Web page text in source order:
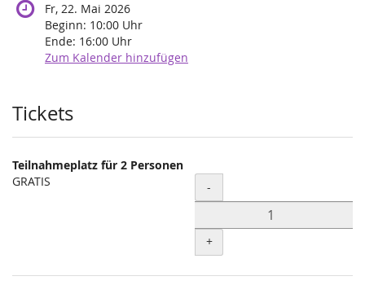
Fr, 22. Mai 2026
Beginn: 10:00 Uhr
Ende: 16:00 Uhr
Zum Kalender hinzufügen
Produkte
Tickets
Teilnahmeplatz für 2 Personen
GRATIS
Menge
-
+